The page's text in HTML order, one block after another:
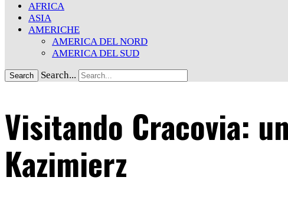
AFRICA
ASIA
AMERICHE
AMERICA DEL NORD
AMERICA DEL SUD
Search Search...
Visitando Cracovia:
Kazimierz